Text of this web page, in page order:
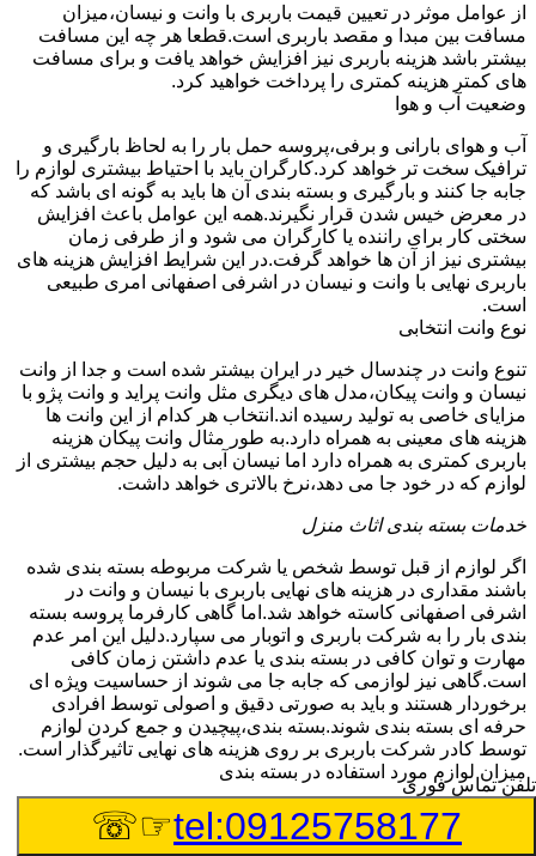
از عوامل موثر در تعیین قیمت باربری با وانت و نیسان،میزان
مسافت بین مبدا و مقصد باربری است.قطعا هر چه این مسافت
بیشتر باشد هزینه باربری نیز افزایش خواهد یافت و برای مسافت
های کمتر هزینه کمتری را پرداخت خواهید کرد.
وضعیت آب و هوا
آب و هوای بارانی و برفی،پروسه حمل بار را به لحاظ بارگیری و
ترافیک سخت تر خواهد کرد.کارگران باید با احتیاط بیشتری لوازم را
جابه جا کنند و بارگیری و بسته بندی آن ها باید به گونه ای باشد که
در معرض خیس شدن قرار نگیرند.همه این عوامل باعث افزایش
سختی کار برای راننده یا کارگران می شود و از طرفی زمان
بیشتری نیز از آن ها خواهد گرفت.در این شرایط افزایش هزینه های
باربری نهایی با وانت و نیسان در اشرفی اصفهانی امری طبیعی
است.
نوع وانت انتخابی
تنوع وانت در چندسال خیر در ایران بیشتر شده است و جدا از وانت
نیسان و وانت پیکان،مدل های دیگری مثل وانت پراید و وانت پژو با
مزایای خاصی به تولید رسیده اند.انتخاب هر کدام از این وانت ها
هزینه های معینی به همراه دارد.به طور مثال وانت پیکان هزینه
باربری کمتری به همراه دارد اما نیسان آبی به دلیل حجم بیشتری از
لوازم که در خود جا می دهد،نرخ بالاتری خواهد داشت.
خدمات بسته بندی اثاث منزل
اگر لوازم از قبل توسط شخص یا شرکت مربوطه بسته بندی شده
باشند مقداری در هزینه های نهایی باربری با نیسان و وانت در
اشرفی اصفهانی کاسته خواهد شد.اما گاهی کارفرما پروسه بسته
بندی بار را به شرکت باربری و اتوبار می سپارد.دلیل این امر عدم
مهارت و توان کافی در بسته بندی یا عدم داشتن زمان کافی
است.گاهی نیز لوازمی که جابه جا می شوند از حساسیت ویژه ای
برخوردار هستند و باید به صورتی دقیق و اصولی توسط افرادی
حرفه ای بسته بندی شوند.بسته بندی،پیچیدن و جمع کردن لوازم
توسط کادر شرکت باربری بر روی هزینه های نهایی تاثیرگذار است.
میزان لوازم مورد استفاده در بسته بندی
در طول بسته بندی و بارگیری بار داخل نیسان و وانت نیاز به
استفاده از وسایلی چون نایلکس،نایلون حبابدار،انواع
تلفن تماس فوری
tel:09125758177
☞☏